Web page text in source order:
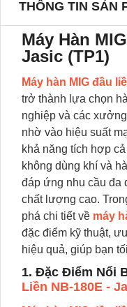
THÔNG TIN SẢN
Máy Hàn
Jasic (TP1)
Máy hàn MIG đầu
trở thành lựa chọn
nghiệp và các
nhờ vào hiệu suất
khả năng tích hợp
không dùng khí và
đáp ứng nhu cầu đa
chất lượng cao.
phá chi tiết về máy
đặc điểm kỹ thuật,
hiệu quả, giúp bạn
1. Đặc Điểm Nổi
Liền NB-180E -